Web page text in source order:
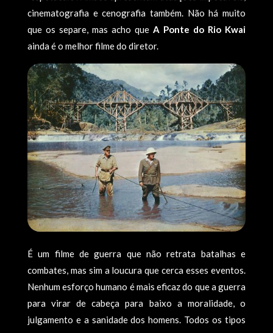
cinematografia e cenografia também. Não há muito
que os separe, mas acho queA Ponte do Rio Kwai
ainda é o melhor filme do diretor.
É um filme de guerra que não retrata batalhas e
combates, mas sim a loucura que cerca esses eventos.
Nenhum esforço humano é mais eficaz do que a guerra
para virar de cabeça para baixo a moralidade, o
julgamento e a sanidade dos homens. Todos os tipos